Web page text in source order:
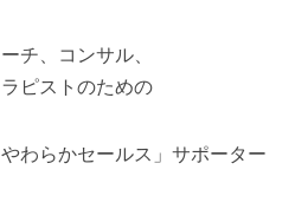
チ、コンサル、
ピストのための
わらかセールス」サポーター